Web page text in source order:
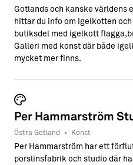
Gotlands och kanske världens
hittar du info om igelkotten
butiksdel med igelkott
Galleri med konst där både
mycket mer finns.
Per Hammarström
Östra Gotland • Konst
Per Hammarström har ett
porslinsfabrik och studio där